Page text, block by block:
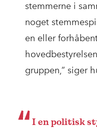
stemmerne i
noget
en eller
gruppen,” siger
I en politisk